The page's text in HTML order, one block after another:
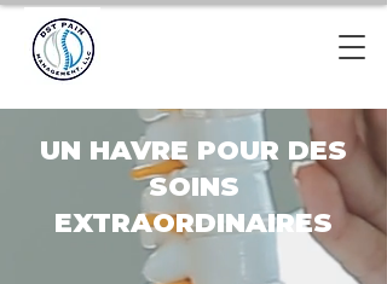
UN HAVRE POUR DES
SOINS
EXTRAORDINAIRES